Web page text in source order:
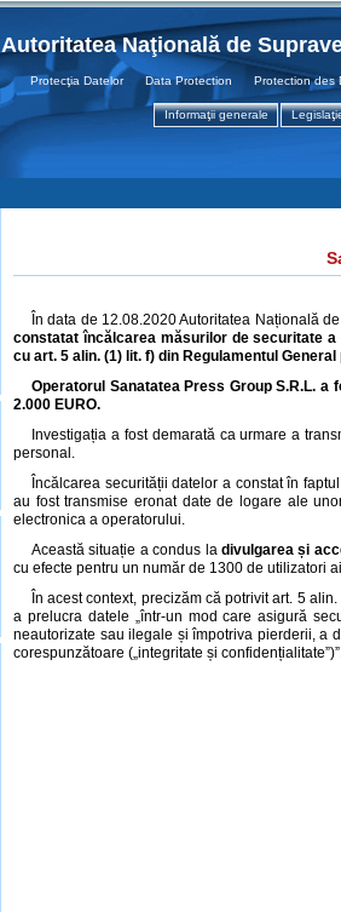
Autoritatea Naţională de
Protecţia Datelor Data Protection Protection des
Informaţii generale
În data de 12.08.2020 Autoritatea Națională
constatat încălcarea măsurilor de securitate
cu art. 5 alin. (1) lit. f) din Regulamentul
Operatorul Sanatatea Press Group S.R.L.
2.000 EURO.
Investigația a fost demarată ca urmare a
personal.
Încălcarea securității datelor a constat în
au fost transmise eronat date de logare ale
electronica a operatorului.
Această situație a condus la divulgarea și
cu efecte pentru un număr de 1300 de utilizatori
În acest context, precizăm că potrivit art. 5
a prelucra datele „într-un mod care asigură
neautorizate sau ilegale și împotriva pierderii, a
corespunzătoare („integritate și